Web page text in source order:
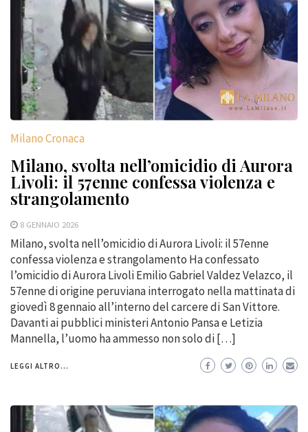
Milano Cronaca
Milano, svolta nell’omicidio di Aurora
Livoli: il 57enne confessa violenza e
strangolamento
8 GENNAIO 2026
Milano, svolta nell’omicidio di Aurora Livoli: il 57enne
confessa violenza e strangolamento Ha confessato
l’omicidio di Aurora Livoli Emilio Gabriel Valdez Velazco, il
57enne di origine peruviana interrogato nella mattinata di
giovedì 8 gennaio all’interno del carcere di San Vittore.
Davanti ai pubblici ministeri Antonio Pansa e Letizia
Mannella, l’uomo ha ammesso non solo di […]
LEGGI ALTRO...